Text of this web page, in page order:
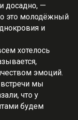
досадно, —
это молодёжный
и
хотелось
эмоций.
мы
что у
будем